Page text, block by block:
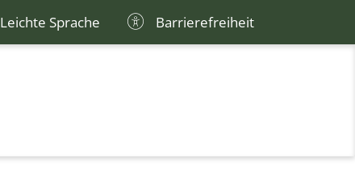
Leichte Sprache Barrierefreiheit